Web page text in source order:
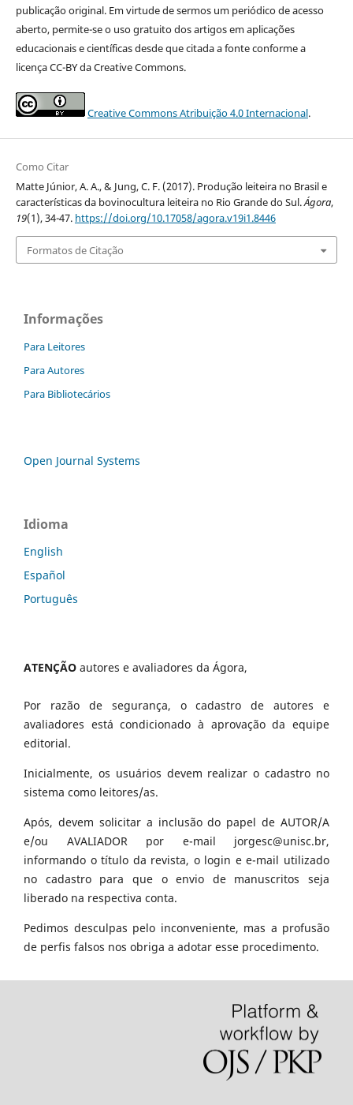
publicação original. Em virtude de sermos um periódico de acesso
aberto, permite-se o uso gratuito dos artigos em aplicações
educacionais e científicas desde que citada a fonte conforme a
licença CC-BY da Creative Commons.
Creative Commons Atribuição 4.0 Internacional.
Como Citar
Matte Júnior, A. A., & Jung, C. F. (2017). Produção leiteira no Brasil e
características da bovinocultura leiteira no Rio Grande do Sul.Ágora,
19(1), 34-47. https://doi.org/10.17058/agora.v19i1.8446
Formatos de Citação
Informações
Para Leitores
Para Autores
Para Bibliotecários
Open Journal Systems
Idioma
English
Español
Português
ATENÇÃO autores e avaliadores da Ágora,
Por razão de segurança, o cadastro de autores e
avaliadores está condicionado à aprovação da equipe
editorial.
Inicialmente, os usuários devem realizar o cadastro no
sistema como leitores/as.
Após, devem solicitar a inclusão do papel de AUTOR/A
e/ou AVALIADOR por e-mail jorgesc@unisc.br,
informando o título da revista, o login e e-mail utilizado
no cadastro para que o envio de manuscritos seja
liberado na respectiva conta.
Pedimos desculpas pelo inconveniente, mas a profusão
de perfis falsos nos obriga a adotar esse procedimento.